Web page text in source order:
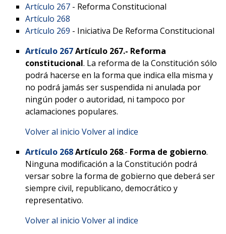
Artículo 267 - Reforma Constitucional
Artículo 268
Artículo 269 - Iniciativa De Reforma Constitucional
Artículo 267Artículo 267.- Reforma
constitucional. La reforma de la Constitución sólo
podrá hacerse en la forma que indica ella misma y
no podrá jamás ser suspendida ni anulada por
ningún poder o autoridad, ni tampoco por
aclamaciones populares.
Volver al inicio Volver al indice
Artículo 268Artículo 268.- Forma de gobierno.
Ninguna modificación a la Constitución podrá
versar sobre la forma de gobierno que deberá ser
siempre civil, republicano, democrático y
representativo.
Volver al inicio Volver al indice